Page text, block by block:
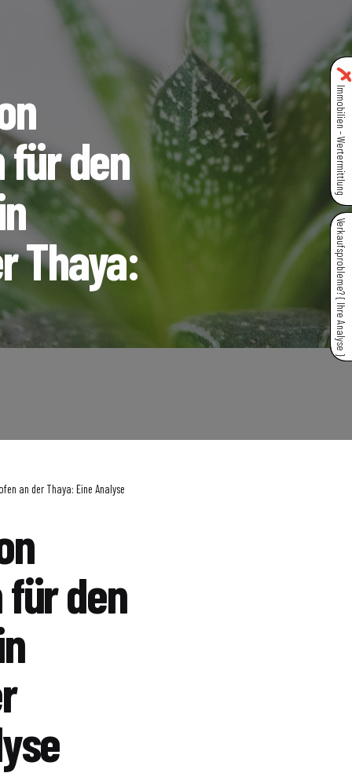
für den
Thaya:
an der Thaya: Eine Analyse
den
Immobilien - Wertermittlung
Verkaufsprobleme? { Ihre Analyse }